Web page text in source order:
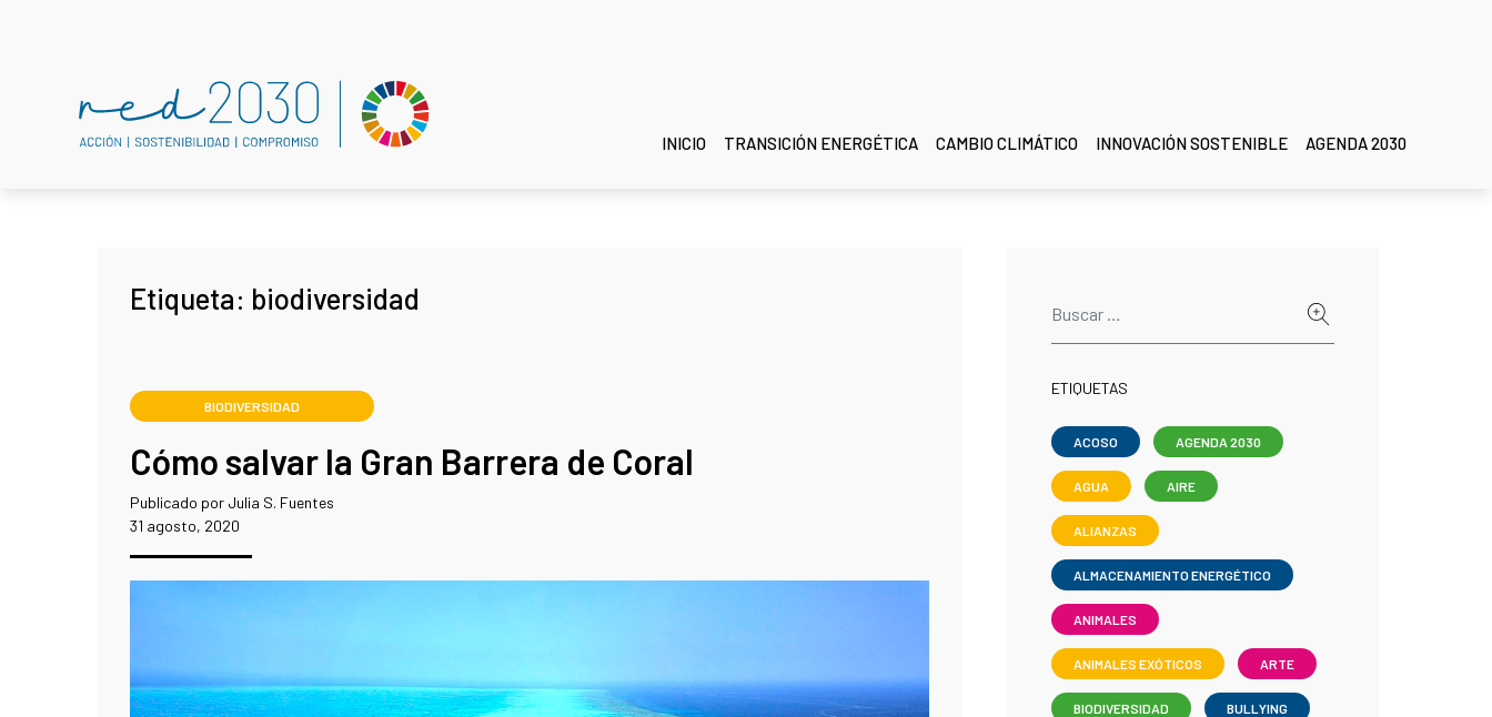
INICIO TRANSICIÓN ENERGÉTICA CAMBIO CLIMÁTICO INNOVACIÓN SOSTENIBLE AGENDA 2030
Etiqueta: biodiversidad
BIODIVERSIDAD
Cómo salvar la Gran Barrera de Coral
Publicado por Julia S. Fuentes
31 agosto, 2020
ETIQUETAS
ACOSO AGENDA 2030
AGUA AIRE
ALIANZAS
ALMACENAMIENTO ENERGÉTICO
ANIMALES
ANIMALES EXÓTICOS ARTE
BIODIVERSIDAD BULLYING